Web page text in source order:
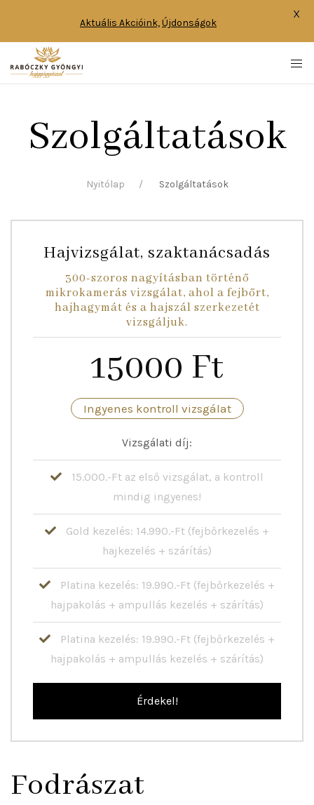
Szolgáltatások
Nyitólap Szolgáltatások
Hajvizsgálat, szaktanácsadás
300-szoros nagyításban történő
mikrokamerás vizsgálat, ahol a fejbőrt,
hajhagymát és a hajszál szerkezetét
vizsgáljuk.
15000 Ft
Ingyenes kontroll vizsgálat
Vizsgálati díj:
15.000.-Ft az első vizsgálat, a kontroll
mindig ingyenes!
Gold kezelés: 14.990.-Ft (fejbőrkezelés +
hajkezelés + szárítás)
Platina kezelés: 19.990.-Ft (fejbőrkezelés +
hajpakolás + ampullás kezelés + szárítás)
Platina kezelés: 19.990.-Ft (fejbőrkezelés +
hajpakolás + ampullás kezelés + szárítás)
Érdekel!
Fodrászat
Aktuális Akcióink,Újdonságok
X